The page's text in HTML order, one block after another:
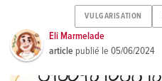
VULGARISATION
Eli Marmelade
article publié le05/06/2024